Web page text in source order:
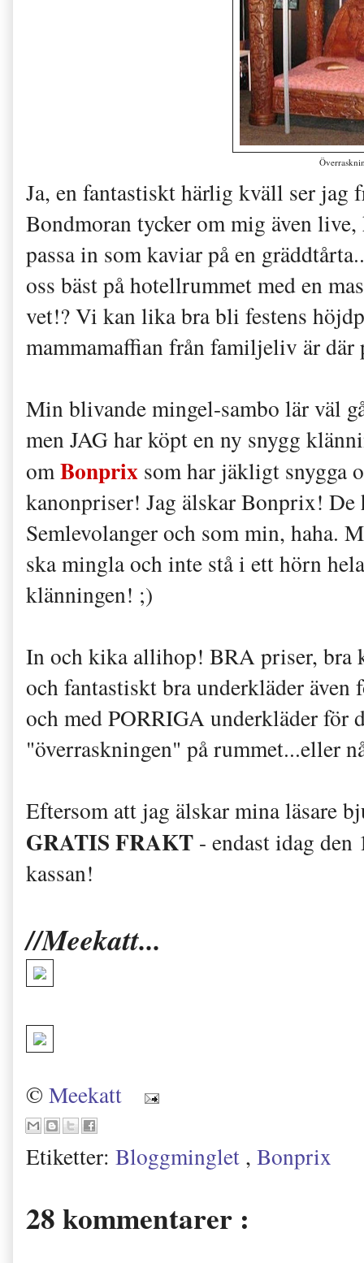
Ja, en fantastiskt härlig kväll ser jag
Bondmoran tycker om mig även
passa in som kaviar på en
oss bäst på hotellrummet med en
vet!? Vi kan lika bra bli festens
mammamaffian från familjeliv är
Min blivande mingel-sambo lär väl
men JAG har köpt en ny snygg
omBonprix som har jäkligt snygga
kanonpriser! Jag älskar Bonprix! De
Semlevolanger och som min, haha.
ska mingla och inte stå i ett hörn
klänningen! ;)
In och kika allihop! BRA priser, bra
och fantastiskt bra underkläder
och med PORRIGA underkläder för
"överraskningen" på rummet...eller
Eftersom att jag älskar mina läsare
GRATIS FRAKT - endast idag
kassan!
//Meekatt...
© Meekatt
Etiketter: Bloggminglet , Bonprix
28 kommentarer :